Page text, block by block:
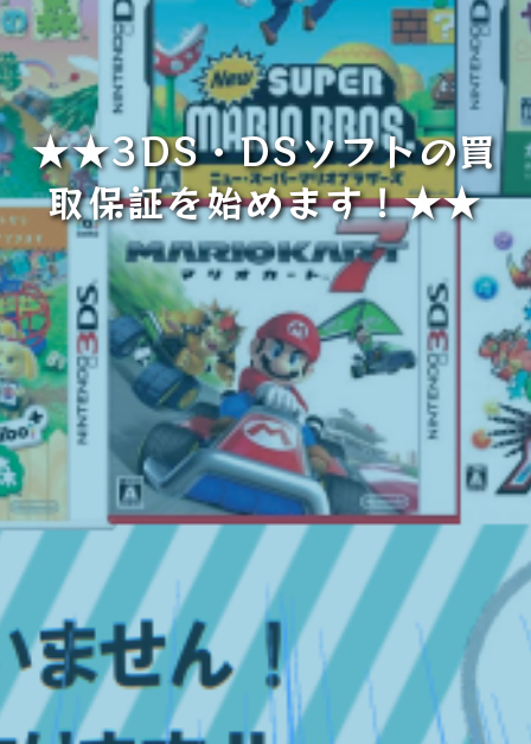
★★3DS・DSソフトの買
取保証を始めます！★★